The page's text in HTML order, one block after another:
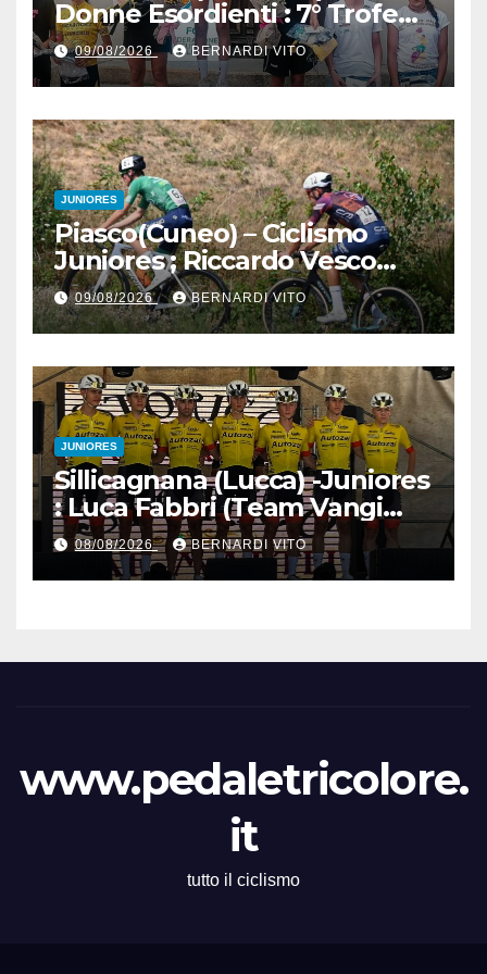
Donne Esordienti : 7° Trofeo
Santuario Madonna del
Boden, Aurora Cerame e
Martina Zavattero le neo
campionesse regionali FCI
Piemonte
09/08/2026 BERNARDI VITO
JUNIORES
Piasco(Cuneo) – Ciclismo
Juniores ; Riccardo Vesco
(Guerrini-Senaghese) al
fotofinish su Gugnino (UC
Piasco) e Jedrysek (SC
Fagnano Nuova)
09/08/2026 BERNARDI VITO
JUNIORES
Sillicagnana (Lucca) -Juniores
: Luca Fabbri (Team Vangi
Tommasini) vince il “Gran
Premio Garfagnana –
Memorial Gino Bartali”
08/08/2026 BERNARDI VITO
www.pedaletricolore.
it
tutto il ciclismo